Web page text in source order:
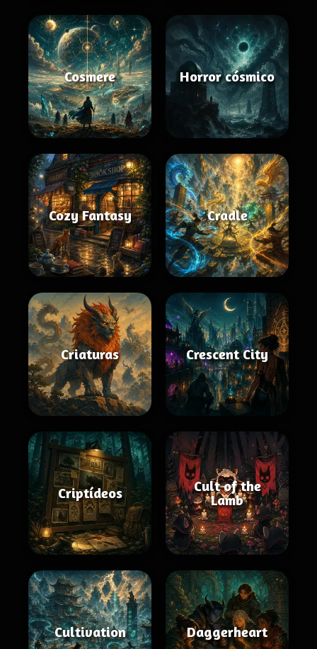
Cosmere Horror cósmico
Cozy Fantasy Cradle
Criaturas Crescent City
Criptídeos
Cult of the
Lamb
Cultivation Daggerheart